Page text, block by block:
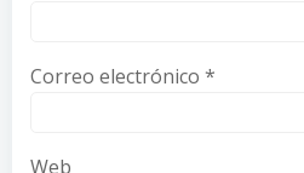
Correo electrónico *
Web